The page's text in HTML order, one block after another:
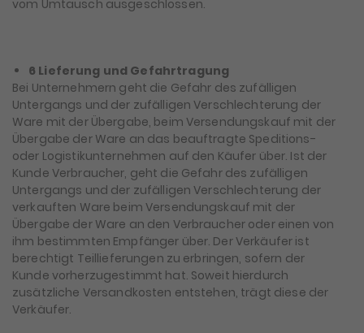
vom Umtausch ausgeschlossen.
6 Lieferung und Gefahrtragung
Bei Unternehmern geht die Gefahr des zufälligen
Untergangs und der zufälligen Verschlechterung der
Ware mit der Übergabe, beim Versendungskauf mit der
Übergabe der Ware an das beauftragte Speditions-
oder Logistikunternehmen auf den Käufer über. Ist der
Kunde Verbraucher, geht die Gefahr des zufälligen
Untergangs und der zufälligen Verschlechterung der
verkauften Ware beim Versendungskauf mit der
Übergabe der Ware an den Verbraucher oder einen von
ihm bestimmten Empfänger über. Der Verkäufer ist
berechtigt Teillieferungen zu erbringen, sofern der
Kunde vorherzugestimmt hat. Soweit hierdurch
zusätzliche Versandkosten entstehen, trägt diese der
Verkäufer.